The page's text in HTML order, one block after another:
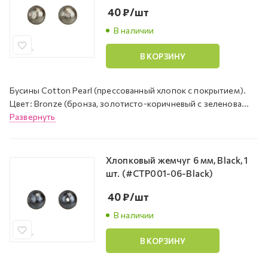
В наличии
40₽/шт
В КОРЗИНУ
Бусины Cotton Pearl (прессованный хлопок с покрытием).
Цвет: Bronze (бронза, золотисто-коричневый с зеленова...
Развернуть
Хлопковый жемчуг 6 мм, Black, 1
шт. (#CTP001-06-Black)
В наличии
40₽/шт
В КОРЗИНУ